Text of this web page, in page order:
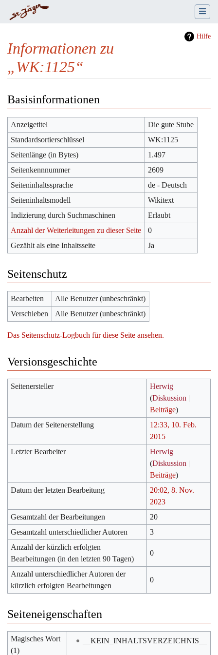
Hilfe
Informationen zu
„WK:1125“
Basisinformationen
Anzeigetitel
Die gute Stube
Standardsortierschlüssel
WK:1125
Seitenlänge (in Bytes)
1.497
Seitenkennnummer
2609
Seiteninhaltssprache
de - Deutsch
Seiteninhaltsmodell
Wikitext
Indizierung durch Suchmaschinen
Erlaubt
Anzahl der Weiterleitungen zu dieser Seite
0
Gezählt als eine Inhaltsseite
Ja
Seitenschutz
Bearbeiten
Alle Benutzer (unbeschränkt)
Verschieben
Alle Benutzer (unbeschränkt)
Das Seitenschutz-Logbuch für diese Seite ansehen.
Versionsgeschichte
Seitenersteller
Herwig
(Diskussion |
Beiträge)
Datum der Seitenerstellung
12:33, 10. Feb.
2015
Letzter Bearbeiter
Herwig
(Diskussion |
Beiträge)
Datum der letzten Bearbeitung
20:02, 8. Nov.
2023
Gesamtzahl der Bearbeitungen
20
Gesamtzahl unterschiedlicher Autoren
3
Anzahl der kürzlich erfolgten
Bearbeitungen (in den letzten 90 Tagen)
0
Anzahl unterschiedlicher Autoren der
kürzlich erfolgten Bearbeitungen
0
Seiteneigenschaften
Magisches Wort
(1)
__KEIN_INHALTSVERZEICHNIS__